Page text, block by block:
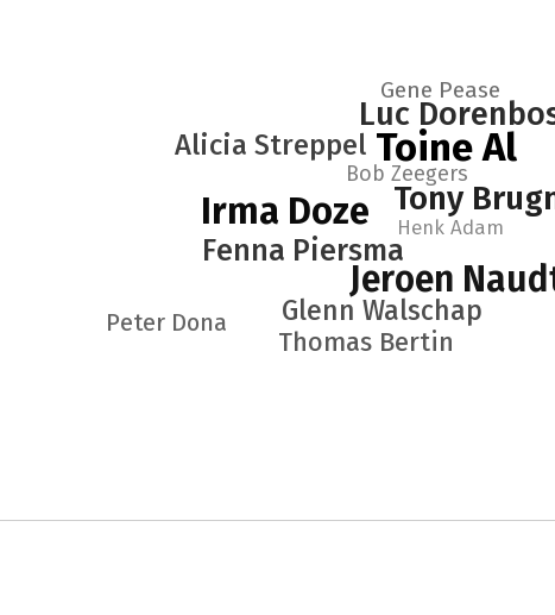
Toine Al
Irma Doze
Jeroen
Tony
Luc
Fenna Piersma
Alicia Streppel
Glenn Walschap
Thomas Bertin
Peter Dona
Gene Pease
Bob Zeegers
Henk Adam